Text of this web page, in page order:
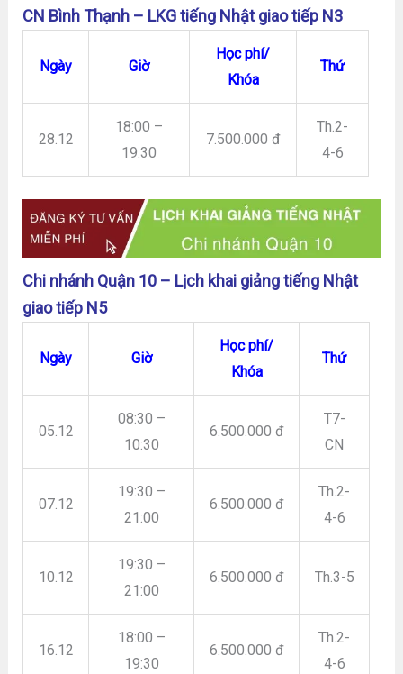
CN Bình Thạnh – LKG tiếng Nhật giao tiếp N3
Ngày Giờ
Học phí/
Khóa
Thứ
28.12
18:00 –
19:30
7.500.000 đ
Th.2-
4-6
Chi nhánh Quận 10 – Lịch khai giảng tiếng Nhật
giao tiếp N5
Ngày Giờ
Học phí/
Khóa
Thứ
05.12
08:30 –
10:30
6.500.000 đ
T7-
CN
07.12
19:30 –
21:00
6.500.000 đ
Th.2-
4-6
10.12
19:30 –
21:00
6.500.000 đ Th.3-5
16.12
18:00 –
19:30
6.500.000 đ
Th.2-
4-6